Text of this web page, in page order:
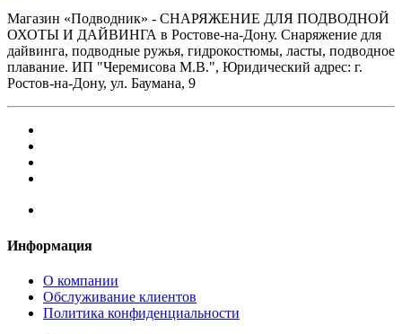
Магазин «Подводник» - СНАРЯЖЕНИЕ ДЛЯ ПОДВОДНОЙ
ОХОТЫ И ДАЙВИНГА в Ростове-на-Дону. Снаряжение для
дайвинга, подводные ружья, гидрокостюмы, ласты, подводное
плавание. ИП "Черемисова М.В.", Юридический адрес: г.
Ростов-на-Дону, ул. Баумана, 9
Информация
О компании
Обслуживание клиентов
Политика конфиденциальности